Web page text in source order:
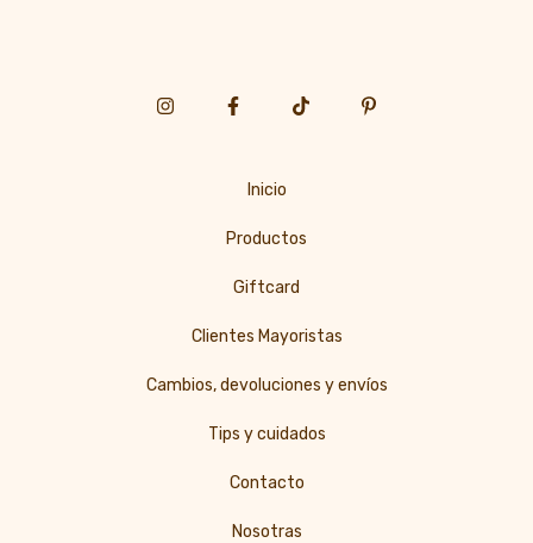
Inicio
Productos
Giftcard
Clientes Mayoristas
Cambios, devoluciones y envíos
Tips y cuidados
Contacto
Nosotras